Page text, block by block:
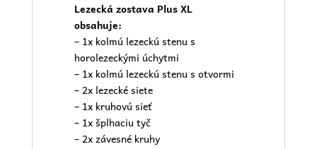
Lezecká zostava Plus XL
obsahuje:
– 1x kolmú lezeckú stenu s
horolezeckými úchytmi
– 1x kolmú lezeckú stenu s otvormi
– 2x lezecké siete
– 1x kruhovú sieť
– 1x šplhaciu tyč
– 2x závesné kruhy